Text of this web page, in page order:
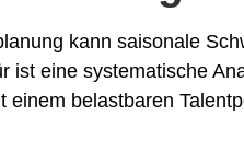
kann saisonale
ist eine systematische
einem belastbaren